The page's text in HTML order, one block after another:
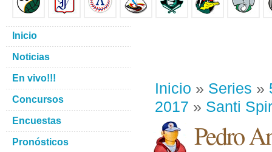
Inicio » Series »
2017 » Santi
Pedro
Inicio
Noticias
En vivo!!!
Concursos
Encuestas
Pronósticos